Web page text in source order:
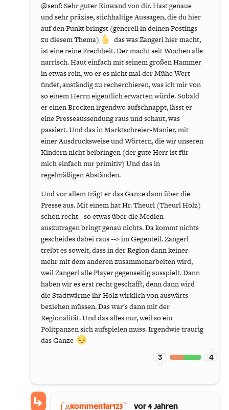
@senf: Sehr guter Einwand von dir. Hast genaue
und sehr präzise, stichhaltige Aussagen, die du hier
auf den Punkt bringst (generell in deinen Postings
zu diesem Thema)
das was Zangerl hier macht,
ist eine reine Frechheit. Der macht seit Wochen alle
narrisch. Haut einfach mit seinem großen Hammer
in etwas rein, wo er es nicht mal der Mühe Wert
findet, anständig zu recherchieren, was ich mir von
so einem Herrn eigentlich erwarten würde. Sobald
er einen Brocken irgendwo aufschnappt, lässt er
eine Presseaussendung raus und schaut, was
passiert. Und das in Marktschreier-Manier, mit
einer Ausdrucksweise und Wörtern, die wir unseren
Kindern nicht beibringen (der gute Herr ist für
mich einfach nur primitiv) Und das in
regelmäßigen Abständen.
Und vor allem trägt er das Ganze dann über die
Presse aus. Mit einem hat Hr. Theurl (Theurl Holz)
schon recht - so etwas über die Medien
auszutragen bringt genau nichts. Da kommt nichts
gescheides dabei raus --> im Gegenteil. Zangerl
treibt es soweit, dass in der Region dann keiner
mehr mit dem anderen zusammenarbeiten wird,
weil Zangerl alle Player gegenseitig ausspielt. Dann
haben wir es erst recht geschafft, denn dann wird
die Stadtwärme ihr Holz wirklich von auswärts
beziehen müssen. Das war's dann mit der
Regionalität. Und das alles nur, weil so ein
Politpanzen sich aufspielen muss. Irgendwie traurig
das Ganze
3 4
kommentar123 vor 4 Jahren